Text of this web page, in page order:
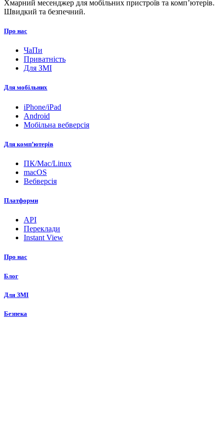
Хмарний месенджер для мобільних пристроїв та комп’ютерів.
Швидкий та безпечний.
Про нас
ЧаПи
Приватність
Для ЗМІ
Для мобільних
iPhone/iPad
Android
Мобільна вебверсія
Для комп’ютерів
ПК/Mac/Linux
macOS
Вебверсія
Платформи
API
Переклади
Instant View
Про нас
Блог
Для ЗМІ
Безпека